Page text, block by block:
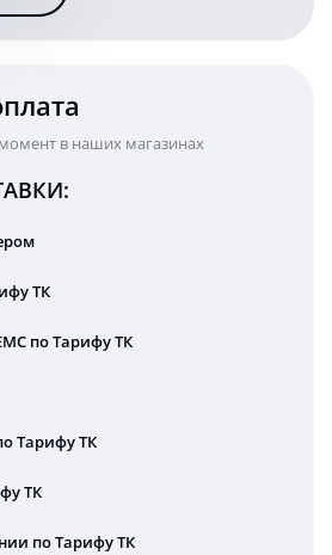
в наших магазинах
ТК
по Тарифу ТК
Тарифу ТК
ТК
по Тарифу ТК